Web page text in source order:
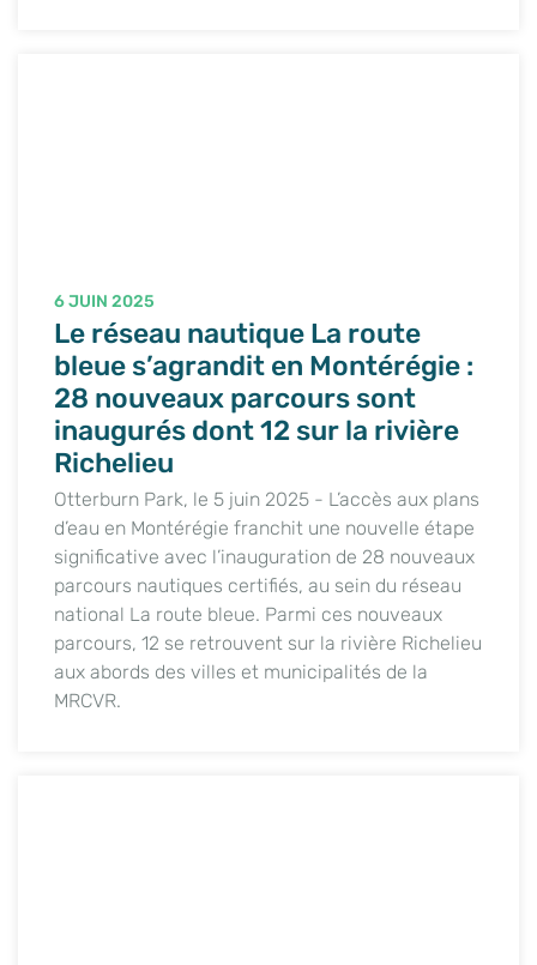
6 JUIN 2025
Le réseau nautique La route
bleue s’agrandit en Montérégie :
28 nouveaux parcours sont
inaugurés dont 12 sur la rivière
Richelieu
Otterburn Park, le 5 juin 2025 - L’accès aux plans
d’eau en Montérégie franchit une nouvelle étape
significative avec l’inauguration de 28 nouveaux
parcours nautiques certifiés, au sein du réseau
national La route bleue. Parmi ces nouveaux
parcours, 12 se retrouvent sur la rivière Richelieu
aux abords des villes et municipalités de la
MRCVR.